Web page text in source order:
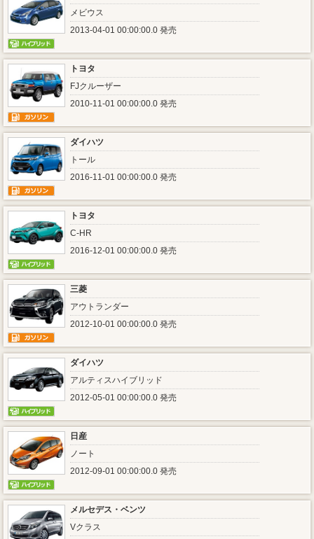
メビウス
2013-04-01 00:00:00.0 発売
トヨタ
FJクルーザー
2010-11-01 00:00:00.0 発売
ダイハツ
トール
2016-11-01 00:00:00.0 発売
トヨタ
C-HR
2016-12-01 00:00:00.0 発売
三菱
アウトランダー
2012-10-01 00:00:00.0 発売
ダイハツ
アルティスハイブリッド
2012-05-01 00:00:00.0 発売
日産
ノート
2012-09-01 00:00:00.0 発売
メルセデス・ベンツ
Vクラス